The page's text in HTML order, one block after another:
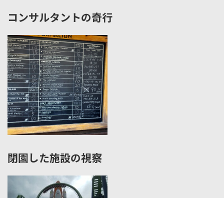
コンサルタントの奇行
閉園した施設の視察